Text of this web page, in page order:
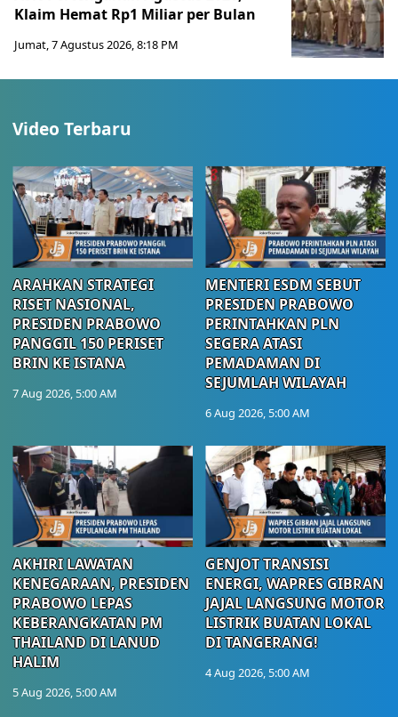
Klaim Hemat Rp1 Miliar per Bulan
Jumat, 7 Agustus 2026, 8:18 PM
Video Terbaru
ARAHKAN STRATEGI
RISET NASIONAL,
PRESIDEN PRABOWO
PANGGIL 150 PERISET
BRIN KE ISTANA
7 Aug 2026, 5:00 AM
MENTERI ESDM SEBUT
PRESIDEN PRABOWO
PERINTAHKAN PLN
SEGERA ATASI
PEMADAMAN DI
SEJUMLAH WILAYAH
6 Aug 2026, 5:00 AM
AKHIRI LAWATAN
KENEGARAAN, PRESIDEN
PRABOWO LEPAS
KEBERANGKATAN PM
THAILAND DI LANUD
HALIM
5 Aug 2026, 5:00 AM
GENJOT TRANSISI
ENERGI, WAPRES GIBRAN
JAJAL LANGSUNG MOTOR
LISTRIK BUATAN LOKAL
DI TANGERANG!
4 Aug 2026, 5:00 AM